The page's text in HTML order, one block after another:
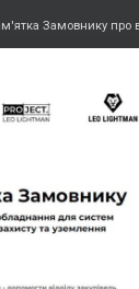
Замовнику про